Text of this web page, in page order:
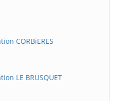
CORBiERES
LE BRUSQUET